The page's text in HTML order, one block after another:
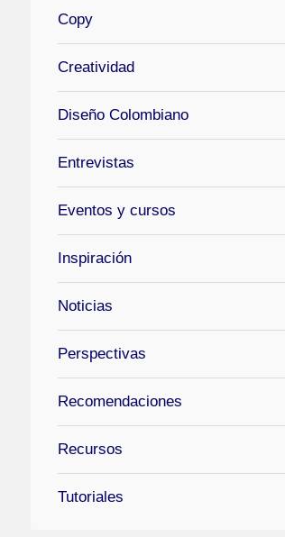
Copy
Creatividad
Diseño Colombiano
Entrevistas
Eventos y cursos
Inspiración
Noticias
Perspectivas
Recomendaciones
Recursos
Tutoriales